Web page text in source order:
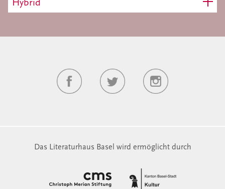
Hybrid
Das Literaturhaus Basel wird ermöglicht durch